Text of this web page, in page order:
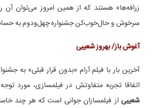
زرافه‌ها» هستند که از همین امروز می‌توان آن
سرخوش و حال‌خوب‌کن جشنواره چهل‌ودوم به
آغوش باز/ بهروز شعیبی
آخرین بار با فیلم آرام «بدون قرار قبلی» به
اتفاقا تجربه متفاوتش در فیلمسازی، مورد
شعیبی از فیلمسازان جوانی است که هر چند